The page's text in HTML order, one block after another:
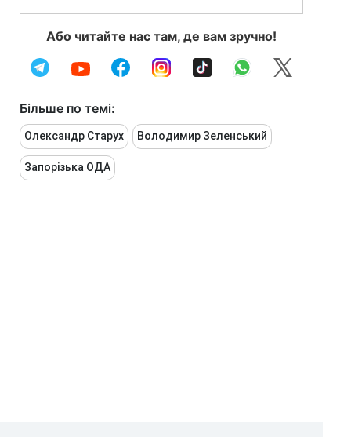
Або читайте нас там, де вам зручно!
Більше по темі:
Олександр Старух Володимир Зеленський
Запорізька ОДА